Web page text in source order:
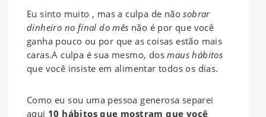
Eu sinto muito , mas a culpa de nãosobrar
dinheiro no final do mês não é por que você
ganha pouco ou por que as coisas estão mais
caras.A culpa é sua mesmo, dosmaus hábitos
que você insiste em alimentar todos os dias.
Como eu sou uma pessoa generosa separei
aqui 10 hábitos que mostram que você